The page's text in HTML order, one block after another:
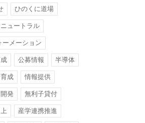
ひのくに道場
ュートラル
ーメーション
公募情報 半導体
成 情報提供
発 無利子貸付
産学連携推進